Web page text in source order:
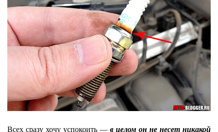
Всех сразу хочу успокоить — в целом он не несет никакой